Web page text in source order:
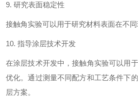
9. 研究表面稳定性
接触角实验可以用于研究材料表面在不同
10. 指导涂层技术开发
在涂层技术开发中，接触角实验可以用
优化。通过测量不同配方和工艺条件下
层方案。